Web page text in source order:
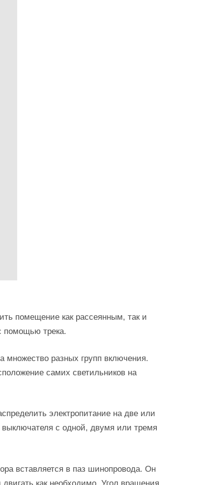
помещение как рассеянным, так и
помощью трека.
множество разных групп включения.
самих светильников на
электропитание на две или
с одной, двумя или тремя
вставляется в паз шинопровода. Он
как необходимо. Угол вращения